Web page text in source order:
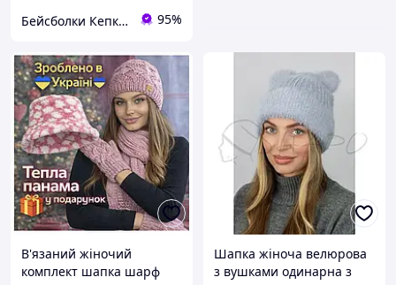
Бейсболки Кепки Шапки Аксесуари оптом со склада 95%
В'язаний жіночий
комплект шапка шарф
Шапка жіноча велюрова
з вушками одинарна з